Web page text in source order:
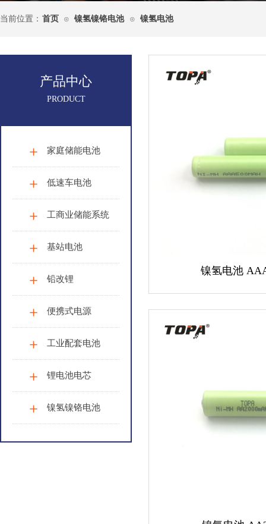
当前位置： 首页 ⊙ 镍氢镍铬电池 ⊙ 镍氢电池
镍氢电池
家庭储能电池
低速车电池
工商业储能系统
基站电池
铅改锂
便携式电源
工业配套电池
锂电池电芯
镍氢镍铬电池
PRODUCT
产品中心